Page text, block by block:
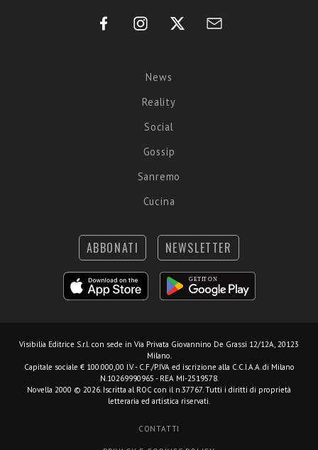
News
Reality
Social
Gossip
Sanremo
Cucina
ABBONATI NEWSLETTER
Visibilia Editrice S.r.l. con sede in Via Privata Giovannino De Grassi 12/12A, 20123
Milano.
Capitale sociale € 100.000,00 I.V. - C.F./P.IVA ed iscrizione alla C.C.I.A.A. di Milano
N.10269990965 - REA MI-2519578.
Novella 2000 © 2026. Iscritta al ROC con il n.37767. Tutti i diritti di proprietà
letteraria ed artistica riservati.
CONTATTI